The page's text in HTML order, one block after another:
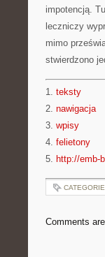
impotencją.
leczniczy
mimo
stwierdzono
1. teksty
2. nawigacja
3. wpisy
4. felietony
5. http://emb-
Comments